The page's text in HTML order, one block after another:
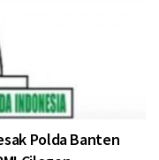
Polda Banten